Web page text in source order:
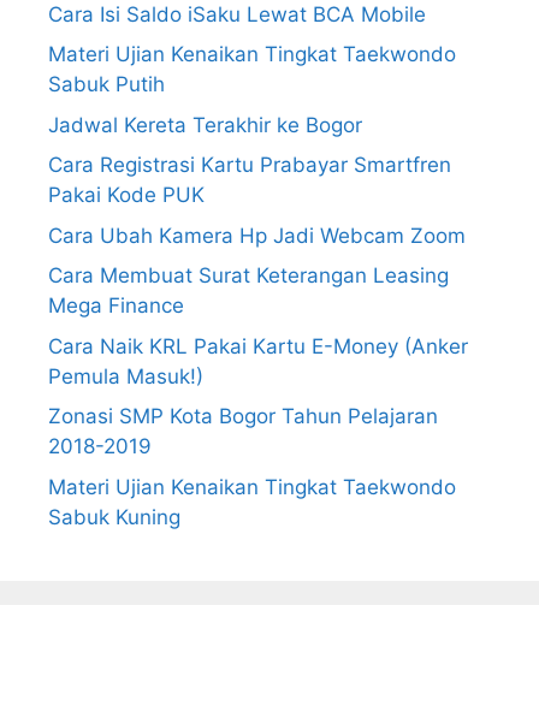
Cara Isi Saldo iSaku Lewat BCA Mobile
Materi Ujian Kenaikan Tingkat Taekwondo
Sabuk Putih
Jadwal Kereta Terakhir ke Bogor
Cara Registrasi Kartu Prabayar Smartfren
Pakai Kode PUK
Cara Ubah Kamera Hp Jadi Webcam Zoom
Cara Membuat Surat Keterangan Leasing
Mega Finance
Cara Naik KRL Pakai Kartu E-Money (Anker
Pemula Masuk!)
Zonasi SMP Kota Bogor Tahun Pelajaran
2018-2019
Materi Ujian Kenaikan Tingkat Taekwondo
Sabuk Kuning